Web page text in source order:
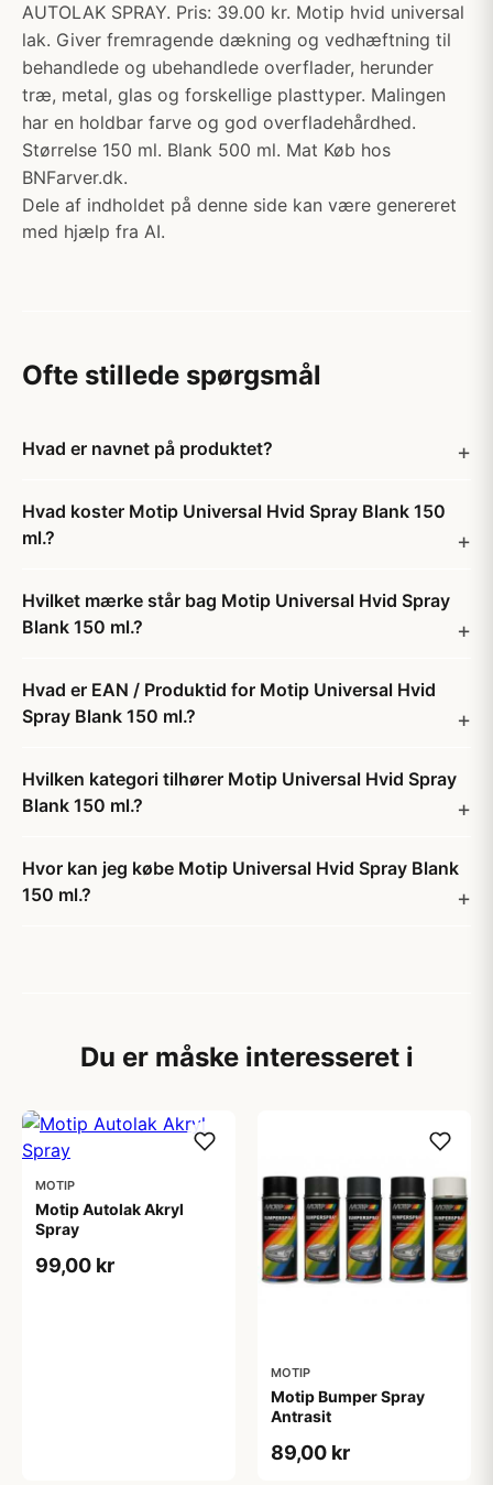
AUTOLAK SPRAY. Pris: 39.00 kr. Motip hvid universal
lak. Giver fremragende dækning og vedhæftning til
behandlede og ubehandlede overflader, herunder
træ, metal, glas og forskellige plasttyper. Malingen
har en holdbar farve og god overfladehårdhed.
Størrelse 150 ml. Blank 500 ml. Mat Køb hos
BNFarver.dk.
Dele af indholdet på denne side kan være genereret
med hjælp fra AI.
Ofte stillede spørgsmål
Hvad er navnet på produktet?
Hvad koster Motip Universal Hvid Spray Blank 150
ml.?
Hvilket mærke står bag Motip Universal Hvid Spray
Blank 150 ml.?
Hvad er EAN / Produktid for Motip Universal Hvid
Spray Blank 150 ml.?
Hvilken kategori tilhører Motip Universal Hvid Spray
Blank 150 ml.?
Hvor kan jeg købe Motip Universal Hvid Spray Blank
150 ml.?
Du er måske interesseret i
MOTIP
Motip Autolak Akryl
Spray
99,00 kr
MOTIP
Motip Bumper Spray
Antrasit
89,00 kr